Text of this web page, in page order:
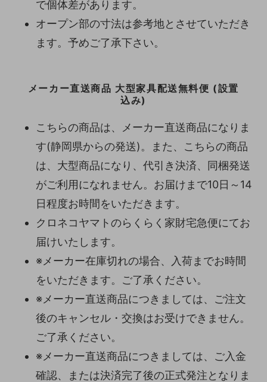
で個体差があります。
オープン部の寸法は参考地とさせていただき
ます。予めご了承下さい。
メーカー直送商品 大型家具配送無料便 (設置
込み)
こちらの商品は、メーカー直送商品になりま
す(静岡県からの発送)。また、こちらの商品
は、大型商品になり、代引き決済、同梱発送
がご利用になれません。お届けまで10日～14
日程度お時間をいただきます。
クロネコヤマトのらくらく家財宅急便にてお
届けいたします。
※メーカー在庫切れの場合、入荷までお時間
をいただきます。ご了承ください。
※メーカー直送商品につきましては、ご注文
後のキャンセル・交換はお受けできません。
ご了承ください。
※メーカー直送商品につきましては、ご入金
確認、または決済完了後の正式発注となりま